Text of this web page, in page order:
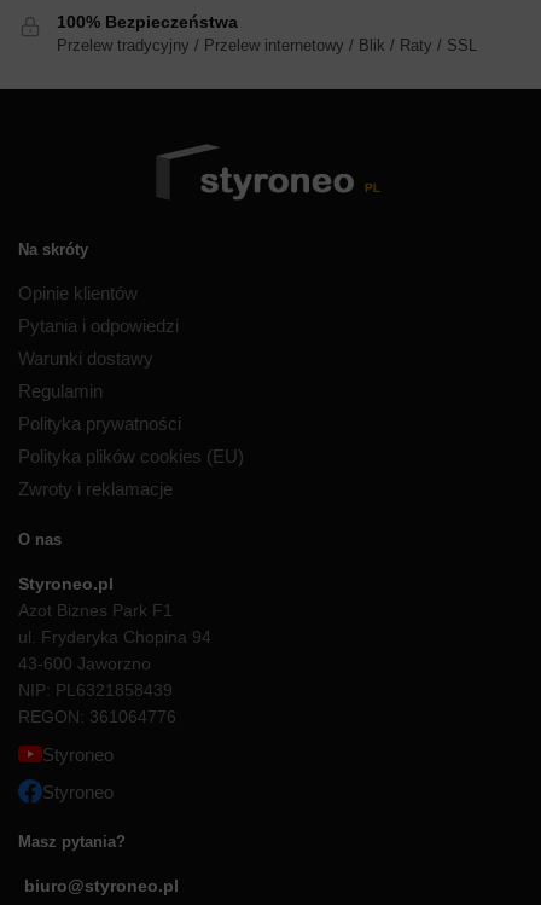
100% Bezpieczeństwa
Przelew tradycyjny / Przelew internetowy / Blik / Raty / SSL
Na skróty
Opinie klientów
Pytania i odpowiedzi
Warunki dostawy
Regulamin
Polityka prywatności
Polityka plików cookies (EU)
Zwroty i reklamacje
O nas
Styroneo.pl
Azot Biznes Park F1
ul. Fryderyka Chopina 94
43-600 Jaworzno
NIP: PL6321858439
REGON: 361064776
Styroneo
Styroneo
Masz pytania?
biuro@styroneo.pl